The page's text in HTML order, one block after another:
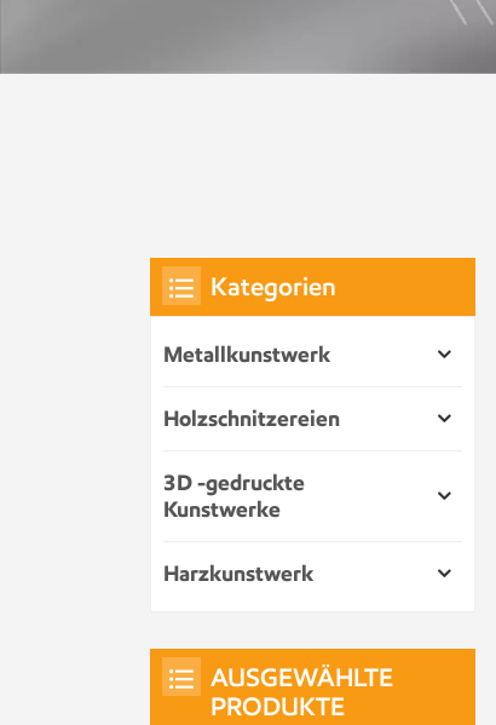
Kategorien
Metallkunstwerk
Holzschnitzereien
3D -gedruckte
Kunstwerke
Harzkunstwerk
AUSGEWÄHLTE
PRODUKTE